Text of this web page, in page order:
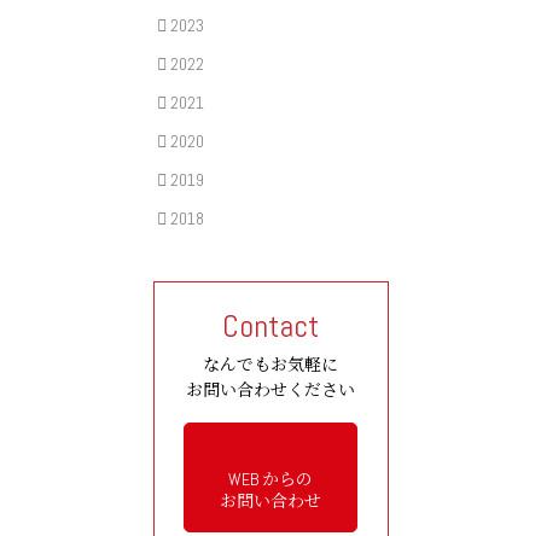
2023
2022
2021
2020
2019
2018
Contact
なんでもお気軽に
お問い合わせください
WEB からの
お問い合わせ